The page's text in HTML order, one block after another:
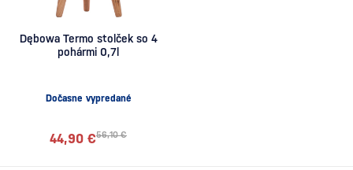
Dębowa Termo stolček so 4
pohármi 0,7l
Dočasne vypredané
56,10 €
44,90 €